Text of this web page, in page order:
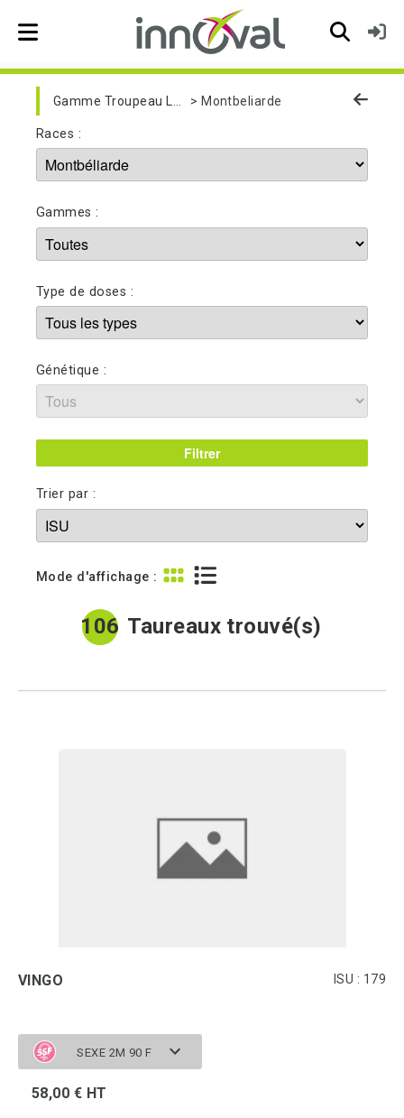
Skip to main navigation
Montbeliarde
Races :
Gammes :
Type de doses :
Génétique :
106 Taureaux trouvé(s)
Mode d'affichage :
Trier par :
VINGO ISU : 179
SEXE 2M 90 F
58,00 € HT